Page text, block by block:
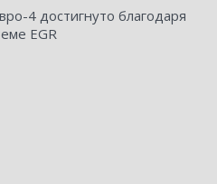
4 достигнуто благодаря
EGR